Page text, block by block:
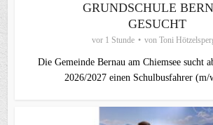
GRUNDSCHULE
GESUCHT
vor 1 Stunde von Toni
Die Gemeinde Bernau am Chiemsee sucht
2026/2027 einen Schulbusfahrer